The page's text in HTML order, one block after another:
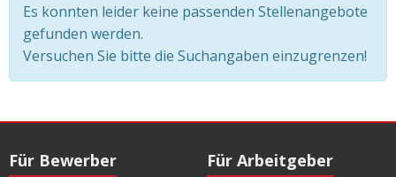
Es konnten leider keine passenden Stellenangebote
gefunden werden.
Versuchen Sie bitte die Suchangaben einzugrenzen!
Für Bewerber Für Arbeitgeber